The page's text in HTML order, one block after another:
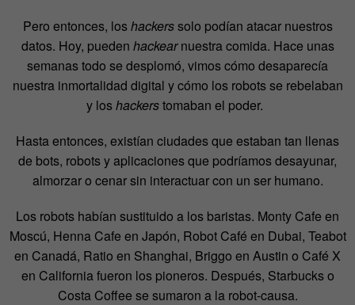
Pero entonces, loshackerssolo podían atacar nuestros
datos. Hoy, pueden hackearnuestra comida. Hace unas
semanas todo se desplomó, vimos cómo desaparecía
nuestra inmortalidad digital y cómo los robots se rebelaban
y loshackerstomaban el poder.
Hasta entonces, existían ciudades que estaban tan llenas
de bots, robots y aplicaciones que podríamos desayunar,
almorzar o cenar sin interactuar con un ser humano.
Los robots habían sustituido a los baristas. Monty Cafe en
Moscú, Henna Cafe en Japón, Robot Café en Dubai, Teabot
en Canadá, Ratio en Shanghai, Briggo en Austin o Café X
en California fueron los pioneros. Después, Starbucks o
Costa Coffee se sumaron a la robot-causa.